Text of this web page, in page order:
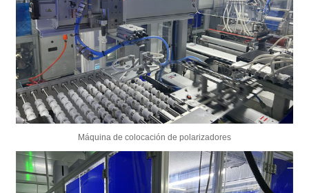
Máquina de colocación de polarizadores